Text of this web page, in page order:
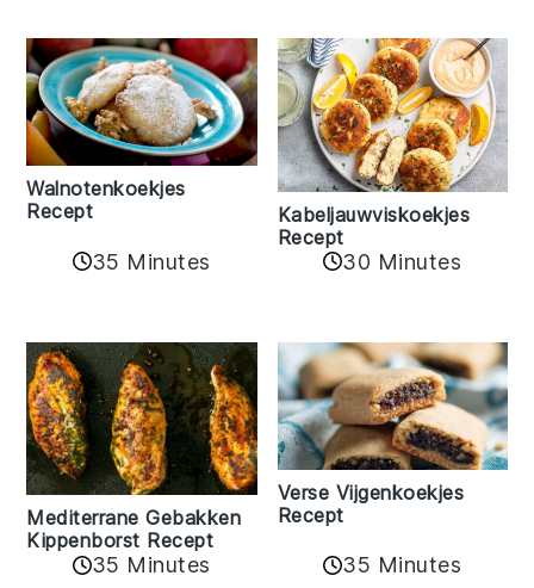
Walnotenkoekjes
Recept
35 Minutes
Kabeljauwviskoekjes
Recept
30 Minutes
Mediterrane Gebakken
Kippenborst Recept
35 Minutes
Verse Vijgenkoekjes
Recept
35 Minutes